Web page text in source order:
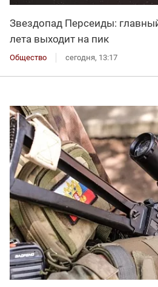
Звездопад Персеиды:
лета выходит на пик
Общество сегодня, 13:17